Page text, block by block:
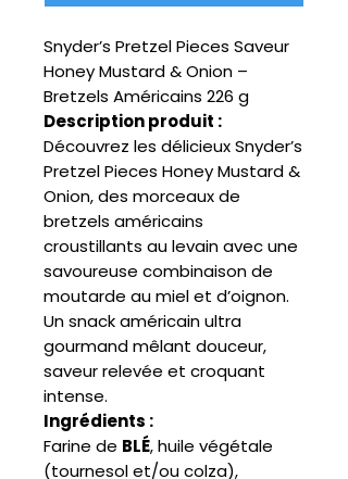
Snyder’s Pretzel Pieces Saveur
Honey Mustard & Onion –
Bretzels Américains 226 g
Description produit :
Découvrez les délicieux Snyder’s
Pretzel Pieces Honey Mustard &
Onion, des morceaux de
bretzels américains
croustillants au levain avec une
savoureuse combinaison de
moutarde au miel et d’oignon.
Un snack américain ultra
gourmand mêlant douceur,
saveur relevée et croquant
intense.
Ingrédients :
Farine de BLÉ, huile végétale
(tournesol et/ou colza),